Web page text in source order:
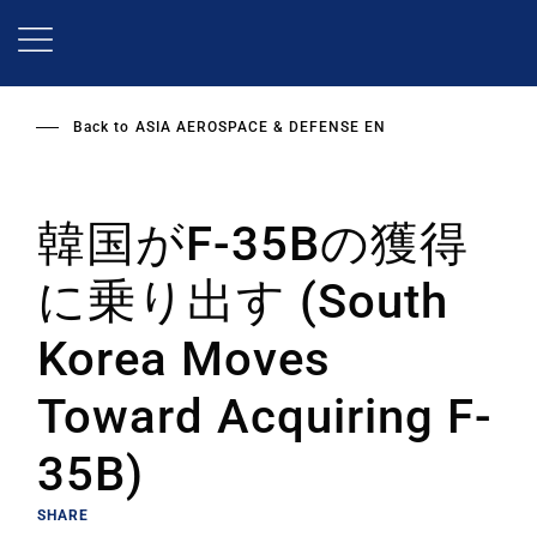
Back to ASIA AEROSPACE & DEFENSE EN
韓国がF-35Bの獲得
に乗り出す (South
Korea Moves
Toward Acquiring F-
35B)
SHARE